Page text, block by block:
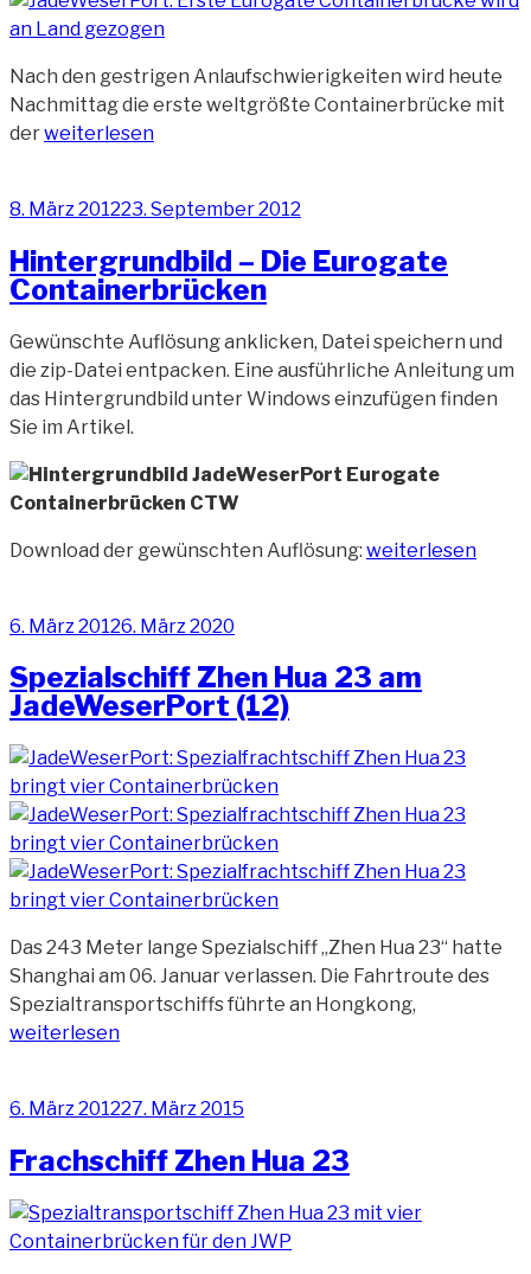
Nach den gestrigen Anlaufschwierigkeiten wird heute
Nachmittag die erste weltgrößte Containerbrücke mit
der„Erste
an
gezogen“
weiterlesen
Veröffentlicht
8. März 201223. September 2012
Hintergrundbild – Die Eurogate
Containerbrücken
Gewünschte Auflösung anklicken, Datei speichern und
die zip-Datei entpacken. Eine ausführliche Anleitung um
das Hintergrundbild unter Windows einzufügen finden
Sie im Artikel.
Download der gewünschten Auflösung: „Hintergrundbild
weiterlesen
Veröffentlicht
6. März 20126. März 2020
Spezialschiff Zhen Hua 23 am
JadeWeserPort (12)
Das 243 Meter lange Spezialschiff „Zhen Hua 23“ hatte
Shanghai am 06. Januar verlassen. Die Fahrtroute des
Spezialtransportschiffs führte an Hongkong,
weiterlesen
Veröffentlicht
6. März 201227. März 2015
Frachschiff Zhen Hua 23